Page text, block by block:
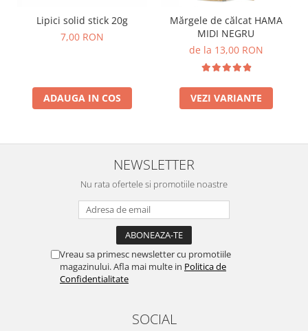
Pregătirea scrierii de mână
Secventialitate
Mărgele de călcat HAMA
Perceperea timpului - TimeTimer
Stimulare senzoriala
Stimulare olfactivă
Stimulare tactila
Stimulare vizuala
Lipici solid stick 20g
7,00 RON
ADAUGA IN COS
Mărgele de călcat HAMA
MIDI NEGRU
de la 13,00 RON
VEZI VARIANTE
NEWSLETTER
Nu rata ofertele si promotiile noastre
Vreau sa primesc newsletter cu promotiile
magazinului. Afla mai multe in Politica de
Confidentialitate
SOCIAL